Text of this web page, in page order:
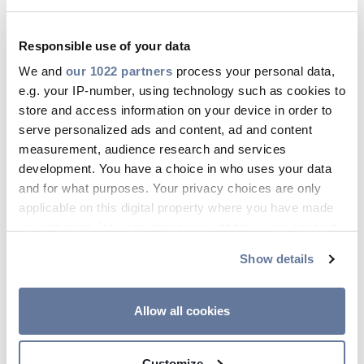
Responsible use of your data
We and our 1022 partners process your personal data,
e.g. your IP-number, using technology such as cookies to
store and access information on your device in order to
serve personalized ads and content, ad and content
measurement, audience research and services
development. You have a choice in who uses your data
and for what purposes. Your privacy choices are only
applicable on this digital property where you have made
If you allow, we would also like to:
Show details
Allow all cookies
nevezetesen a Felhasználó által
közvetlenül kért szolgáltatások
teljesítésén és biztosításán, valamint
az Adatkezelőre irányadó jogi
kötelezettségnek való megfelelőség
biztosításának szükségességén.
Ezzel ellentétben, bár a promóciós
hírlevelek küldése megkívánja a
Felhasználó regisztrációját, a Társaság
kézbesítésére a Felhasználó kifejezett
előzetes hozzájárulása hiányában.
5. AZ ADATKEZELÉS